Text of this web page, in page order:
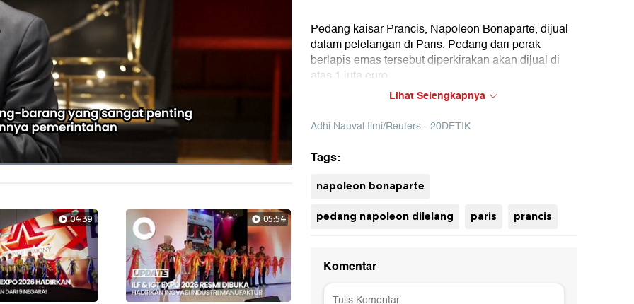
:
04:39 05:54
Pedang kaisar Prancis, Napoleon Bonaparte, dijual
dalam pelelangan di Paris. Pedang dari perak
berlapis emas tersebut diperkirakan akan dijual di
atas 1 juta euro.
Lihat Selengkapnya
Adhi Nauval Ilmi/Reuters - 20DETIK
Tags:
napoleon bonaparte
pedang napoleon dilelang paris prancis